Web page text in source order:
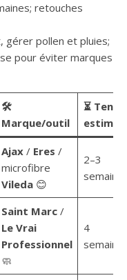
retouches
gérer pollen et pluies;
pour éviter marques
🛠️
Marque/outil
⏳ Tenue
estimée
Ajax/ Eres /
microfibre
Vileda😊
2–3
Saint Marc/
Le Vrai
Professionnel
🧼
4